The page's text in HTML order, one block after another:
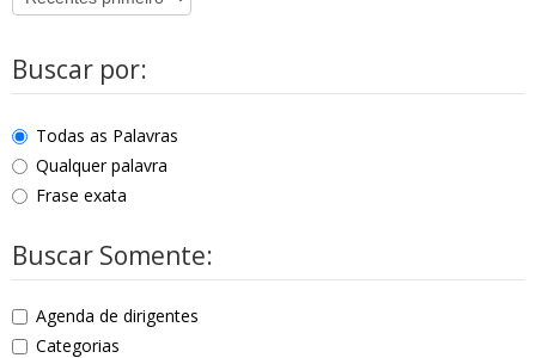
Buscar por:
Todas as Palavras
Qualquer palavra
Frase exata
Buscar Somente:
Agenda de dirigentes
Categorias